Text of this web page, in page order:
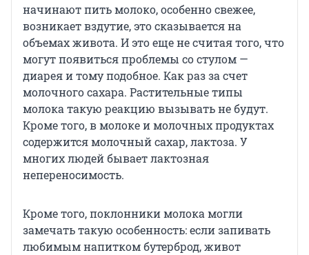
начинают пить молоко, особенно свежее,
возникает вздутие, это сказывается на
объемах живота. И это еще не считая того, что
могут появиться проблемы со стулом —
диарея и тому подобное. Как раз за счет
молочного сахара. Растительные типы
молока такую реакцию вызывать не будут.
Кроме того, в молоке и молочных продуктах
содержится молочный сахар, лактоза. У
многих людей бывает лактозная
непереносимость.
Кроме того, поклонники молока могли
замечать такую особенность: если запивать
любимым напитком бутерброд, живот